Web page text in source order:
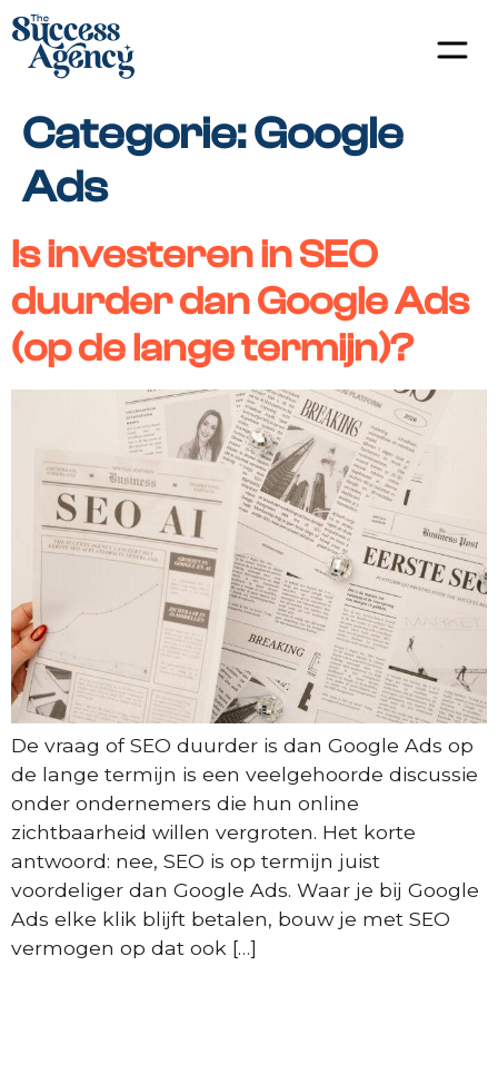
Categorie:Google
Ads
Is investeren in SEO
duurder dan Google Ads
(op de lange termijn)?
De vraag of SEO duurder is dan Google Ads op
de lange termijn is een veelgehoorde discussie
onder ondernemers die hun online
zichtbaarheid willen vergroten. Het korte
antwoord: nee, SEO is op termijn juist
voordeliger dan Google Ads. Waar je bij Google
Ads elke klik blijft betalen, bouw je met SEO
vermogen op dat ook […]